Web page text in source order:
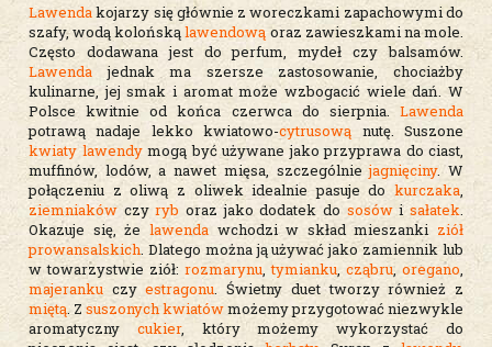
Lawendakojarzy się głównie z woreczkami zapachowymi do
szafy, wodą kolońskąlawendową oraz zawieszkami na mole.
Często dodawana jest do perfum, mydeł czy balsamów.
Lawenda jednak ma szersze zastosowanie, chociażby
kulinarne, jej smak i aromat może wzbogacić wiele dań. W
Polsce kwitnie od końca czerwca do sierpnia. Lawenda
potrawą nadaje lekko kwiatowo-cytrusową nutę. Suszone
kwiaty lawendymogą być używane jako przyprawa do ciast,
muffinów, lodów, a nawet mięsa, szczególniejagnięciny. W
połączeniu z oliwą z oliwek idealnie pasuje do kurczaka,
ziemniaków czyryb oraz jako dodatek do sosówisałatek.
Okazuje się, że lawendawchodzi w skład mieszanki ziół
prowansalskich. Dlatego można ją używać jako zamiennik lub
w towarzystwie ziół: rozmarynu,tymianku, cząbru, oregano,
majeranku czyestragonu. Świetny duet tworzy również z
miętą. Z suszonych kwiatówmożemy przygotować niezwykle
aromatyczny cukier, który możemy wykorzystać do